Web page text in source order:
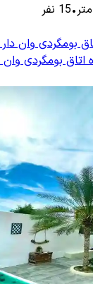
متر•
15 نفر
بومگردی وان
اتاق بومگردی